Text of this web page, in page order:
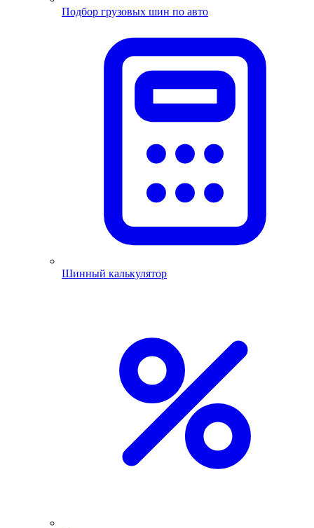
Подбор грузовых шин по авто
Шинный калькулятор